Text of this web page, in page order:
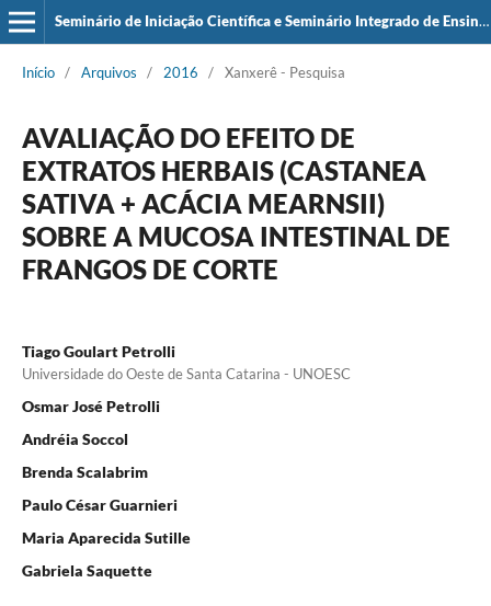
Seminário de Iniciação Científica e Seminário Integrado de Ensino, Pesquisa e Extensão (SIEPE)
Início / Arquivos / 2016 / Xanxerê - Pesquisa
AVALIAÇÃO DO EFEITO DE
EXTRATOS HERBAIS (CASTANEA
SATIVA + ACÁCIA MEARNSII)
SOBRE A MUCOSA INTESTINAL DE
FRANGOS DE CORTE
Tiago Goulart Petrolli
Universidade do Oeste de Santa Catarina - UNOESC
Osmar José Petrolli
Andréia Soccol
Brenda Scalabrim
Paulo César Guarnieri
Maria Aparecida Sutille
Gabriela Saquette